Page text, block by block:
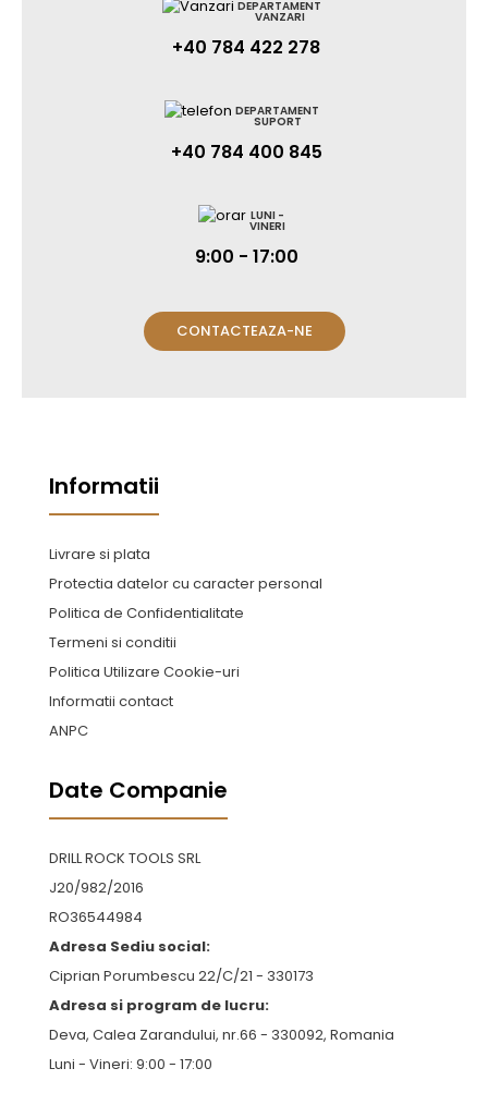
DEPARTAMENT
VANZARI
+40 784 422 278
DEPARTAMENT
SUPORT
+40 784 400 845
LUNI -
VINERI
9:00 - 17:00
CONTACTEAZA-NE
Informatii
Livrare si plata
Protectia datelor cu caracter personal
Politica de Confidentialitate
Termeni si conditii
Politica Utilizare Cookie-uri
Informatii contact
ANPC
Date Companie
DRILL ROCK TOOLS SRL
J20/982/2016
RO36544984
Adresa Sediu social:
Ciprian Porumbescu 22/C/21 - 330173
Adresa si program de lucru:
Deva, Calea Zarandului, nr.66 - 330092, Romania
Luni - Vineri: 9:00 - 17:00